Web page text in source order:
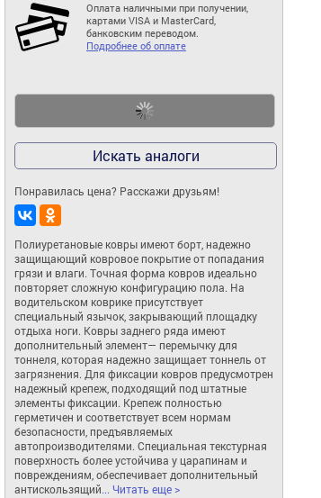
Оплата наличными при получении,
картами VISA и MasterCard,
банковским переводом.
Подробнее об оплате
Искать аналоги
Понравилась цена? Расскажи друзьям!
Полиуретановые ковры имеют борт, надежно
защищающий ковровое покрытие от попадания
грязи и влаги. Точная форма ковров идеально
повторяет сложную конфигурацию пола. На
водительском коврике присутствует
специальный язычок, закрывающий площадку
отдыха ноги. Ковры заднего ряда имеют
дополнительный элемент— перемычку для
тоннеля, которая надежно защищает тоннель от
загрязнения. Для фиксации ковров предусмотрен
надежный крепеж, подходящий под штатные
элементы фиксации. Крепеж полностью
герметичен и соответствует всем нормам
безопасности, предъявляемых
автопроизводителями. Специальная текстурная
поверхность более устойчива у царапинам и
повреждениям, обеспечивает дополнительный
антискользящий... Читать еще >